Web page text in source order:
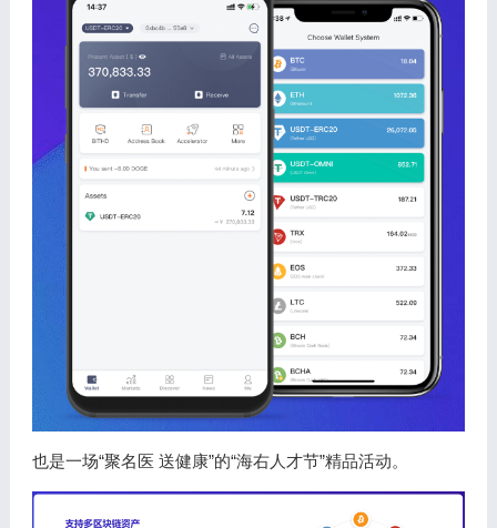
也是一场“聚名医 送健康”的“海右人才节”精品活动。